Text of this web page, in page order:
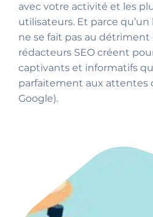
avec votre activité et les
utilisateurs. Et parce
ne se fait pas au détriment
rédacteurs SEO créent
captivants et informatifs
parfaitement aux attentes
Google).